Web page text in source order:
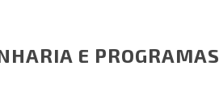
E PROGRAMAS